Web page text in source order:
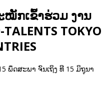
ກເຂົ້າຮ່ວມ ງານ
TOKYO
ພຶດສະພາ ຈົນເຖິງ ທີ 15 ມິຖຸນາ